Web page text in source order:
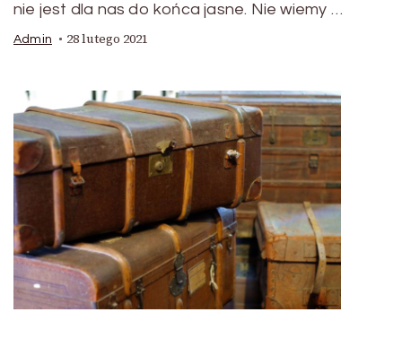
nie jest dla nas do końca jasne. Nie wiemy …
Admin 28 lutego 2021